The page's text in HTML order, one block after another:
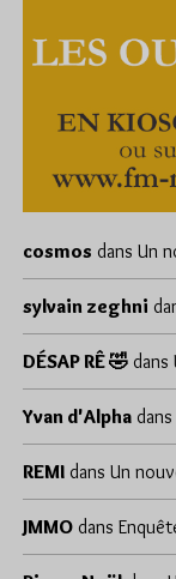
cosmos dans Un
sylvain zeghni
DÉSAP RÊ 🤣 dans
Yvan d'Alpha dans
REMI dans Un
JMMO dans